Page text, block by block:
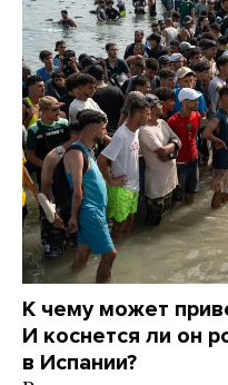
К чему может
И коснется ли он
в Испании?